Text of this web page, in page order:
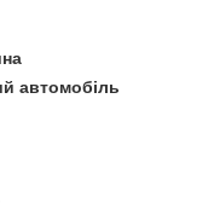
автомобіль